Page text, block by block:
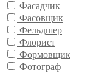
Фасадчик
Фасовщик
Фельдшер
Флорист
Формовщик
Фотограф